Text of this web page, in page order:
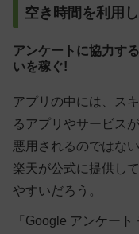
空き時間を利用
アンケートに協力す
いを稼ぐ!
アプリの中には、ス
るアプリやサービス
悪用されるのではな
楽天が公式に提供し
やすいだろう。
「Google アンケー